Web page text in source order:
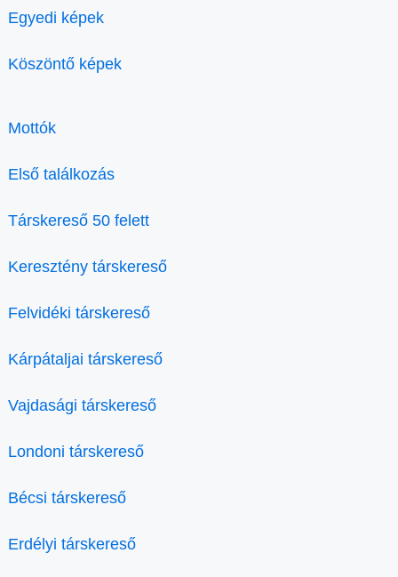
Egyedi képek
Köszöntő képek
Mottók
Első találkozás
Társkereső 50 felett
Keresztény társkereső
Felvidéki társkereső
Kárpátaljai társkereső
Vajdasági társkereső
Londoni társkereső
Bécsi társkereső
Erdélyi társkereső